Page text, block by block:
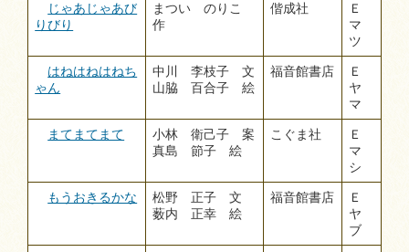
じゃあじゃあび
りびり
まつい のりこ
作
偕成社
Ｅ
マ
ツ
はねはねはねち
ゃん
中川 李枝子 文
山脇 百合子 絵
福音館書店
Ｅ
ヤ
マ
まてまてまて
小林 衛己子 案
真島 節子 絵
こぐま社
Ｅ
マ
シ
もうおきるかな
松野 正子 文
薮内 正幸 絵
福音館書店
Ｅ
ヤ
ブ